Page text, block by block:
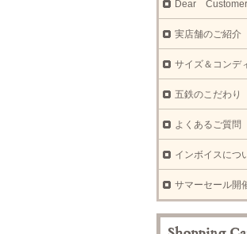
Dear
実店舗のご紹介
サイズ＆コンデ
五鉄のこだわり
よくあるご質問
インボイスにつ
サマーセール開